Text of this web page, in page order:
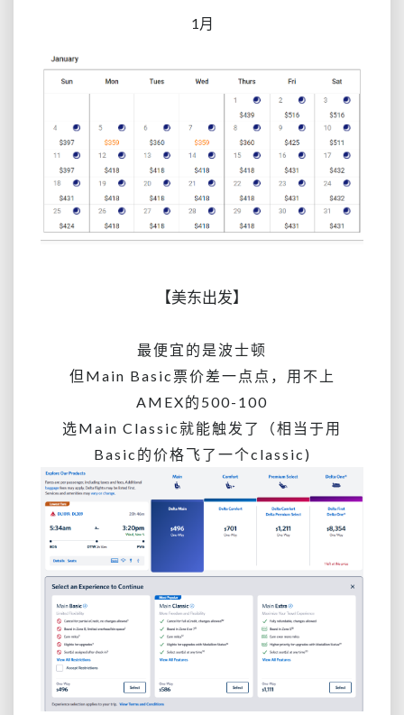
1月
【美东出发】
最便宜的是波士顿
但Main Basic票价差一点点，用不上
AMEX的500-100
选Main Classic就能触发了（相当于用
Basic的价格飞了一个classic)